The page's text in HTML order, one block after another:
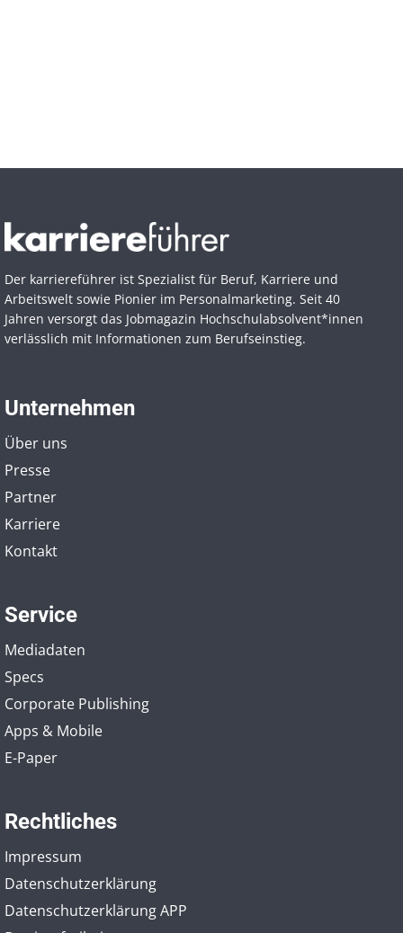
Der karriereführer ist Spezialist für Beruf, Karriere und
Arbeitswelt sowie Pionier im Personal­marketing. Seit 40
Jahren versorgt das Jobmagazin Hochschul­absolvent*innen
verlässlich mit Informationen zum Berufseinstieg.
Unternehmen
Über uns
Presse
Partner
Karriere
Kontakt
Service
Mediadaten
Specs
Corporate Publishing
Apps & Mobile
E-Paper
Rechtliches
Impressum
Datenschutzerklärung
Datenschutzerklärung APP